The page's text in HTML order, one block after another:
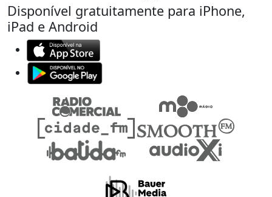
Disponível gratuitamente para iPhone,
iPad e Android